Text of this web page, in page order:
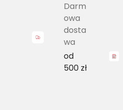
Darm
owa
dosta
wa
od
500 zł